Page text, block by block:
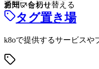
お問い合わせ
通知
テーマを切り替える
タグ置き場
k8oで提供するサービスや